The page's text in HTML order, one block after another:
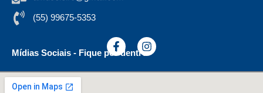
(55) 99675-5353
Mídias Sociais - Fique por dentro